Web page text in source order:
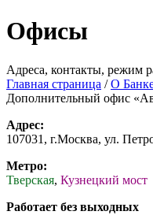
Офисы
Адреса, контакты, режим
Главная страница /О
Дополнительный офис
Адрес:
107031, г.Москва, ул.
Метро:
Тверская, Кузнецкий мост
Работает без выходных